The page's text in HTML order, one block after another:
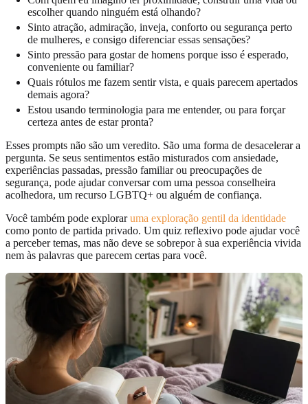
escolher quando ninguém está olhando?
Sinto atração, admiração, inveja, conforto ou segurança perto
de mulheres, e consigo diferenciar essas sensações?
Sinto pressão para gostar de homens porque isso é esperado,
conveniente ou familiar?
Quais rótulos me fazem sentir vista, e quais parecem apertados
demais agora?
Estou usando terminologia para me entender, ou para forçar
certeza antes de estar pronta?
Esses prompts não são um veredito. São uma forma de desacelerar a
pergunta. Se seus sentimentos estão misturados com ansiedade,
experiências passadas, pressão familiar ou preocupações de
segurança, pode ajudar conversar com uma pessoa conselheira
acolhedora, um recurso LGBTQ+ ou alguém de confiança.
Você também pode exploraruma exploração gentil da identidade
como ponto de partida privado. Um quiz reflexivo pode ajudar você
a perceber temas, mas não deve se sobrepor à sua experiência vivida
nem às palavras que parecem certas para você.